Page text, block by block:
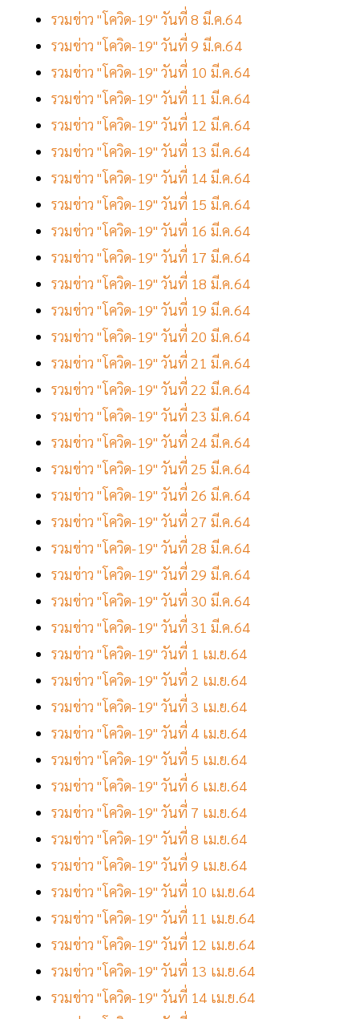
รวมข่าว "โควิด-19" วันที่ 8 มี.ค.64
รวมข่าว "โควิด-19" วันที่ 9 มี.ค.64
รวมข่าว "โควิด-19" วันที่ 10 มี.ค.64
รวมข่าว "โควิด-19" วันที่ 11 มี.ค.64
รวมข่าว "โควิด-19" วันที่ 12 มี.ค.64
รวมข่าว "โควิด-19" วันที่ 13 มี.ค.64
รวมข่าว "โควิด-19" วันที่ 14 มี.ค.64
รวมข่าว "โควิด-19" วันที่ 15 มี.ค.64
รวมข่าว "โควิด-19" วันที่ 16 มี.ค.64
รวมข่าว "โควิด-19" วันที่ 17 มี.ค.64
รวมข่าว "โควิด-19" วันที่ 18 มี.ค.64
รวมข่าว "โควิด-19" วันที่ 19 มี.ค.64
รวมข่าว "โควิด-19" วันที่ 20 มี.ค.64
รวมข่าว "โควิด-19" วันที่ 21 มี.ค.64
รวมข่าว "โควิด-19" วันที่ 22 มี.ค.64
รวมข่าว "โควิด-19" วันที่ 23 มี.ค.64
รวมข่าว "โควิด-19" วันที่ 24 มี.ค.64
รวมข่าว "โควิด-19" วันที่ 25 มี.ค.64
รวมข่าว "โควิด-19" วันที่ 26 มี.ค.64
รวมข่าว "โควิด-19" วันที่ 27 มี.ค.64
รวมข่าว "โควิด-19" วันที่ 28 มี.ค.64
รวมข่าว "โควิด-19" วันที่ 29 มี.ค.64
รวมข่าว "โควิด-19" วันที่ 30 มี.ค.64
รวมข่าว "โควิด-19" วันที่ 31 มี.ค.64
รวมข่าว "โควิด-19" วันที่ 1 เม.ย.64
รวมข่าว "โควิด-19" วันที่ 2 เม.ย.64
รวมข่าว "โควิด-19" วันที่ 3 เม.ย.64
รวมข่าว "โควิด-19" วันที่ 4 เม.ย.64
รวมข่าว "โควิด-19" วันที่ 5 เม.ย.64
รวมข่าว "โควิด-19" วันที่ 6 เม.ย.64
รวมข่าว "โควิด-19" วันที่ 7 เม.ย.64
รวมข่าว "โควิด-19" วันที่ 8 เม.ย.64
รวมข่าว "โควิด-19" วันที่ 9 เม.ย.64
รวมข่าว "โควิด-19" วันที่ 10 เม.ย.64
รวมข่าว "โควิด-19" วันที่ 11 เม.ย.64
รวมข่าว "โควิด-19" วันที่ 12 เม.ย.64
รวมข่าว "โควิด-19" วันที่ 13 เม.ย.64
รวมข่าว "โควิด-19" วันที่ 14 เม.ย.64